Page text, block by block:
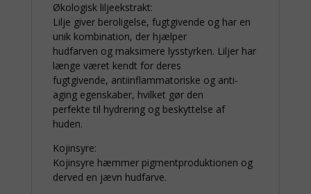
Økologisk liljeekstrakt:
Lilje giver beroligelse, fugtgivende og har en
unik kombination, der hjælper
hudfarven og maksimere lysstyrken. Liljer har
længe været kendt for deres
fugtgivende, antiinflammatoriske og anti-
aging egenskaber, hvilket gør den
perfekte til hydrering og beskyttelse af
huden.
Kojinsyre:
Kojinsyre hæmmer pigmentproduktionen og
derved en jævn hudfarve.